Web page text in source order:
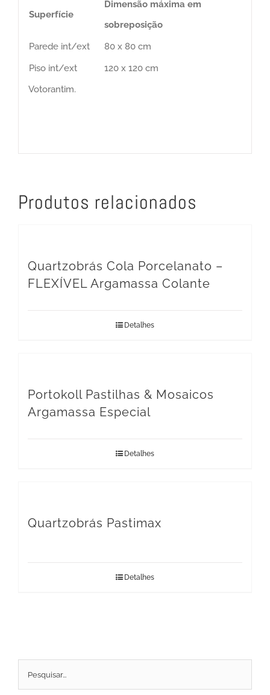
Superfície
Dimensão máxima em
sobreposição
Parede int/ext
80 x 80 cm
Piso int/ext
120 x 120 cm
Votorantim.
Produtos relacionados
Quartzobrás Cola Porcelanato –
FLEXÍVEL Argamassa Colante
Detalhes
Portokoll Pastilhas & Mosaicos
Argamassa Especial
Detalhes
Quartzobrás Pastimax
Detalhes